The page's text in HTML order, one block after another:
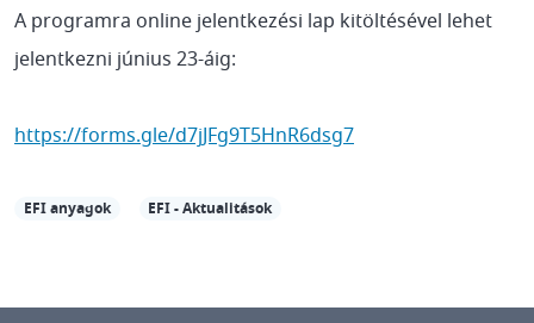
A programra online jelentkezési lap kitöltésével lehet
jelentkezni június 23-áig:
https://forms.gle/d7jJFg9T5HnR6dsg7
EFI anyagok EFI - Aktualitások